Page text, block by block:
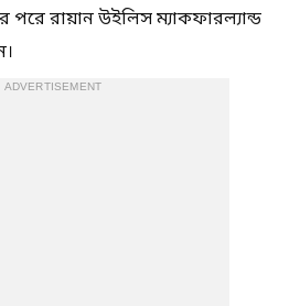
রায়ান উইলিস ম্যাকফারল্যান্ড
ADVERTISEMENT